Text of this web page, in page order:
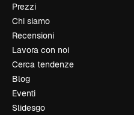
Prezzi
Chi siamo
Recensioni
Lavora con noi
Cerca tendenze
Blog
Eventi
Slidesgo